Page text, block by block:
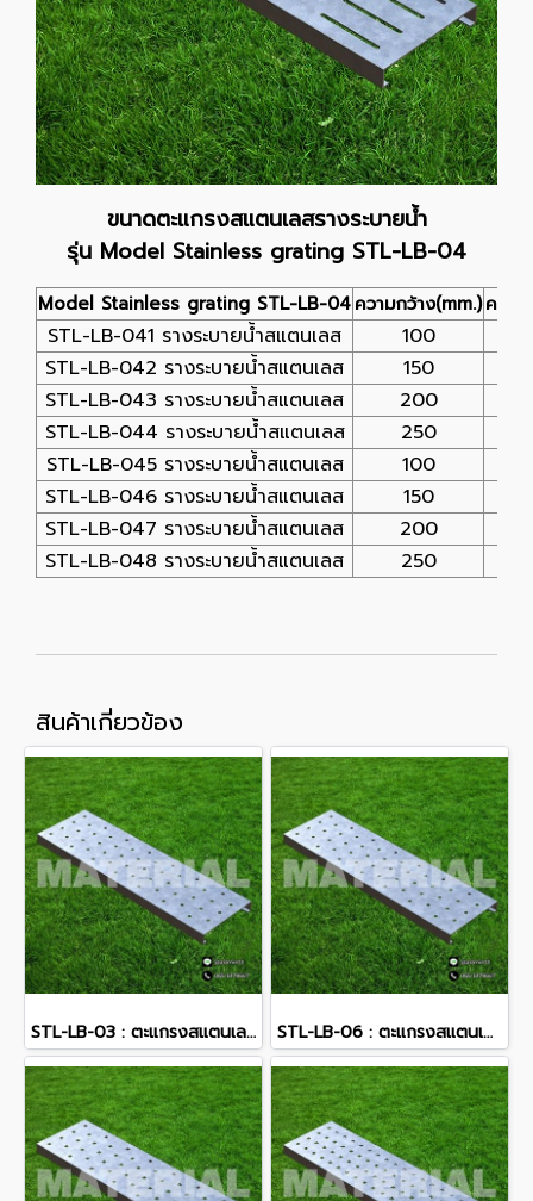
ขนาดตะแกรงสแตนเลสรางระบายน้ำ
รุ่น Model Stainless grating STL-LB-04
Model Stainless grating STL-LB-04ความกว้าง(mm.)ความ
STL-LB-041 รางระบายน้ำสแตนเลส 100
STL-LB-042 รางระบายน้ำสแตนเลส
150
STL-LB-043 รางระบายน้ำสแตนเลส
200
STL-LB-044 รางระบายน้ำสแตนเลส
250
STL-LB-045 รางระบายน้ำสแตนเลส
100
STL-LB-046 รางระบายน้ำสแตนเลส
150
STL-LB-047 รางระบายน้ำสแตนเลส
200
STL-LB-048 รางระบายน้ำสแตนเลส
250
สินค้าเกี่ยวข้อง
STL-LB-03 : ตะแกรงสแตนเลส STL-LB-06 : ตะแกรงสแตนเลส